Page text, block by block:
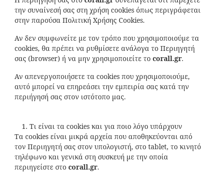
την συναίνεσή σας στη χρήση cookies όπως περιγράφεται
στην παρούσα Πολιτική Xρήσης Cookies.
Αν δεν συμφωνείτε με τον τρόπο που χρησιμοποιούμε τα
cookies, θα πρέπει να ρυθμίσετε ανάλογα το Περιηγητή
σας (browser) ή να μην χρησιμοποιείτε το corall.gr.
Αν απενεργοποιήσετε τα cookies που χρησιμοποιούμε,
αυτό μπορεί να επηρεάσει την εμπειρία σας κατά την
περιήγησή σας στον ιστότοπο μας.
Τι είναι τα cookies και για ποιο λόγο υπάρχουν
Τα cookies είναι μικρά αρχεία που αποθηκεύονται από
τον Περιηγητή σας στον υπολογιστή, στο tablet, το κινητό
τηλέφωνο και γενικά στη συσκευή με την οποία
περιηγείστε στο corall.gr.